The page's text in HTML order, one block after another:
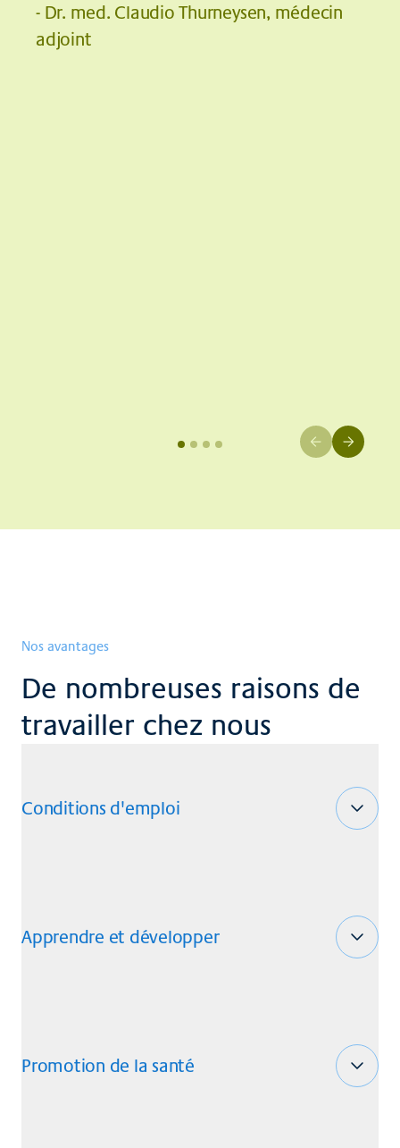
- Dr. med. Claudio Thurneysen, médecin
adjoint
Nos avantages
De nombreuses raisons de
travailler chez nous
Conditions d'emploi
Apprendre et développer
Promotion de la santé